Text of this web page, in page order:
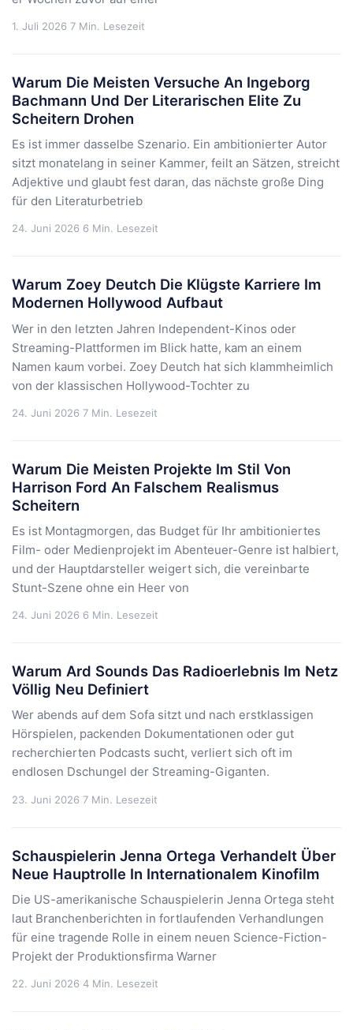
1. Juli 2026 7 Min. Lesezeit
Warum Die Meisten Versuche An Ingeborg
Bachmann Und Der Literarischen Elite Zu
Scheitern Drohen
Es ist immer dasselbe Szenario. Ein ambitionierter Autor
sitzt monatelang in seiner Kammer, feilt an Sätzen, streicht
Adjektive und glaubt fest daran, das nächste große Ding
für den Literaturbetrieb
24. Juni 2026 6 Min. Lesezeit
Warum Zoey Deutch Die Klügste Karriere Im
Modernen Hollywood Aufbaut
Wer in den letzten Jahren Independent-Kinos oder
Streaming-Plattformen im Blick hatte, kam an einem
Namen kaum vorbei. Zoey Deutch hat sich klammheimlich
von der klassischen Hollywood-Tochter zu
24. Juni 2026 7 Min. Lesezeit
Warum Die Meisten Projekte Im Stil Von
Harrison Ford An Falschem Realismus
Scheitern
Es ist Montagmorgen, das Budget für Ihr ambitioniertes
Film- oder Medienprojekt im Abenteuer-Genre ist halbiert,
und der Hauptdarsteller weigert sich, die vereinbarte
Stunt-Szene ohne ein Heer von
24. Juni 2026 6 Min. Lesezeit
Warum Ard Sounds Das Radioerlebnis Im Netz
Völlig Neu Definiert
Wer abends auf dem Sofa sitzt und nach erstklassigen
Hörspielen, packenden Dokumentationen oder gut
recherchierten Podcasts sucht, verliert sich oft im
endlosen Dschungel der Streaming-Giganten.
23. Juni 2026 7 Min. Lesezeit
Schauspielerin Jenna Ortega Verhandelt Über
Neue Hauptrolle In Internationalem Kinofilm
Die US-amerikanische Schauspielerin Jenna Ortega steht
laut Branchenberichten in fortlaufenden Verhandlungen
für eine tragende Rolle in einem neuen Science-Fiction-
Projekt der Produktionsfirma Warner
22. Juni 2026 4 Min. Lesezeit